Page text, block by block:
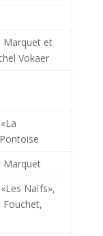
Marquet et
Vokaer
Marquet
Naïfs»,
Fouchet,